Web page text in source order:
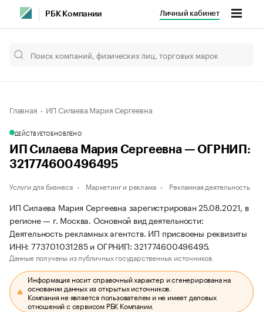
РБК Компании Личный кабинет
Главная ИП Силаева Мария Сергеевна
ДЕЙСТВУЕТОБНОВЛЕНО
ИП Силаева Мария Сергеевна — ОГРНИП:
321774600496495
Услуги для бизнеса Маркетинг и реклама Рекламная деятельность
ИП Силаева Мария Сергеевна зарегистрирован 25.08.2021, в
регионе — г. Москва. Основной вид деятельности:
Деятельность рекламных агентств. ИП присвоены реквизиты
ИНН: 773701031285 и ОГРНИП: 321774600496495.
Данные получены из публичных государственных источников.
Информация носит справочный характер и сгенерирована на
основании данных из открытых источников.
Компания не является пользователем и не имеет деловых
отношений с сервисом РБК Компании.